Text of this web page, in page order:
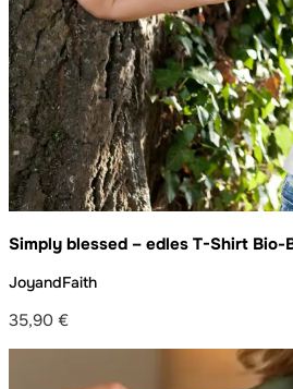
Simply blessed – edles T-Shirt Bio-
JoyandFaith
35,90 €